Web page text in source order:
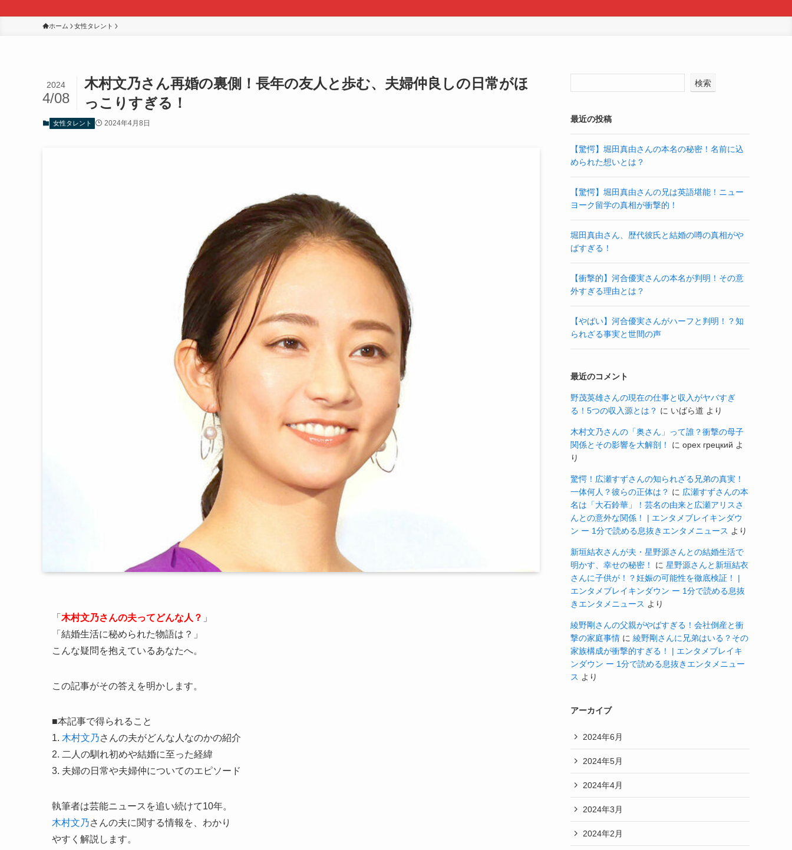
ホーム 女性タレント
木村文乃さん再婚の裏側！長年の友人と歩む、夫婦仲良しの日常がほ
っこりすぎる！
2024
4/08
女性タレント 2024年4月8日
「 木村文乃さんの夫ってどんな人？ 」
「結婚生活に秘められた物語は？」
こんな疑問を抱えているあなたへ。
この記事がその答えを明かします。
■本記事で得られること
1. 木村文乃さんの夫がどんな人なのかの紹介
2. 二人の馴れ初めや結婚に至った経緯
3. 夫婦の日常や夫婦仲についてのエピソード
執筆者は芸能ニュースを追い続けて10年。
木村文乃さんの夫に関する情報を、わかり
やすく解説します。
検索
最近の投稿
【驚愕】堀田真由さんの本名の秘密！名前に込
められた想いとは？
【驚愕】堀田真由さんの兄は英語堪能！ニュー
ヨーク留学の真相が衝撃的！
堀田真由さん、歴代彼氏と結婚の噂の真相がや
ばすぎる！
【衝撃的】河合優実さんの本名が判明！その意
外すぎる理由とは？
【やばい】河合優実さんがハーフと判明！？知
られざる事実と世間の声
最近のコメント
野茂英雄さんの現在の仕事と収入がヤバすぎ
る！5つの収入源とは？ に いばら道 より
木村文乃さんの「奥さん」って誰？衝撃の母子
関係とその影響を大解剖！
に орех грецкий よ
り
驚愕！広瀬すずさんの知られざる兄弟の真実！
一体何人？彼らの正体は？ に 広瀬すずさんの本
名は「大石鈴華」！芸名の由来と広瀬アリスさ
んとの意外な関係！ | エンタメブレイキンダウ
ン ー 1分で読める息抜きエンタメニュース より
新垣結衣さんが夫・星野源さんとの結婚生活で
明かす、幸せの秘密！
に 星野源さんと新垣結衣
さんに子供が！？妊娠の可能性を徹底検証！ |
エンタメブレイキンダウン ー 1分で読める息抜
きエンタメニュース より
綾野剛さんの父親がやばすぎる！会社倒産と衝
撃の家庭事情 に 綾野剛さんに兄弟はいる？その
家族構成が衝撃的すぎる！ | エンタメブレイキ
ンダウン ー 1分で読める息抜きエンタメニュー
ス より
アーカイブ
2024年6月
2024年5月
2024年4月
2024年3月
2024年2月